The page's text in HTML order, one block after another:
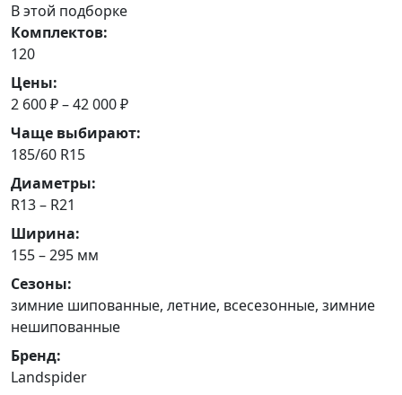
В этой подборке
Комплектов:
120
Цены:
2 600 ₽ – 42 000 ₽
Чаще выбирают:
185/60 R15
Диаметры:
R13 – R21
Ширина:
155 – 295 мм
Сезоны:
зимние шипованные, летние, всесезонные, зимние
нешипованные
Бренд:
Landspider